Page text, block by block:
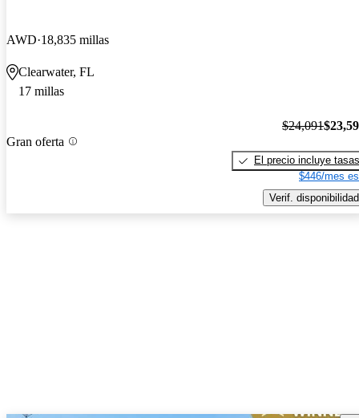
AWD 18,835 millas
Clearwater, FL
17 millas
Gran oferta
$24,091
El precio incluye tasas
$446/mes
Verif. disponibilidad